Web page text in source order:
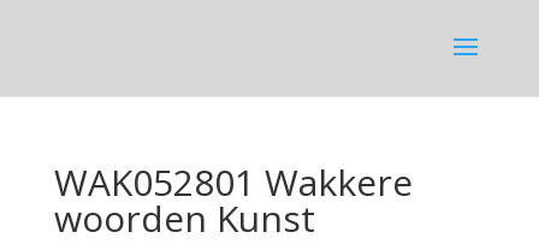
WAK052801 Wakkere
woorden Kunst